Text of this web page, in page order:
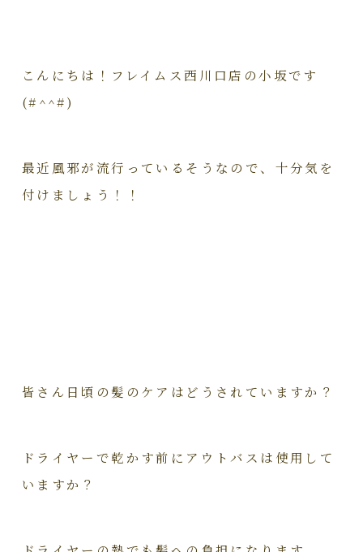
こんにちは！フレイムス西川口店の小坂です
(#^^#)
最近風邪が流行っているそうなので、十分気を
付けましょう！！
皆さん日頃の髪のケアはどうされていますか？
ドライヤーで乾かす前にアウトバスは使用して
いますか？